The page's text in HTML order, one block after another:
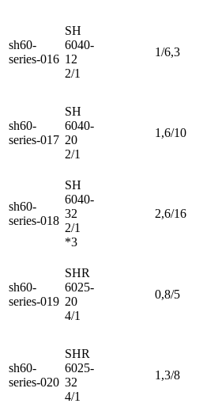
sh60-
series-016
SH
6040-
12
2/1
1/6,3
sh60-
series-017
SH
6040-
20
2/1
1,6/10
sh60-
series-018
SH
6040-
32
2/1
*3
2,6/16
sh60-
series-019
SHR
6025-
20
4/1
0,8/5
sh60-
series-020
SHR
6025-
32
4/1
1,3/8